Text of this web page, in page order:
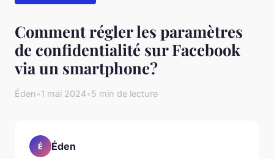
Comment régler les paramètres
de confidentialité sur Facebook
via un smartphone?
Éden•1 mai 2024•5 min de lecture
É Éden